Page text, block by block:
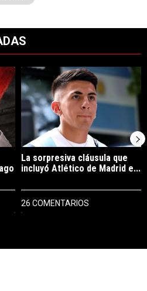
título "River cierra acuerdo con
Un artículo de tendencia con el
La sorpresiva cláusula que
incluyó Atlético de Madrid e...
26 COMENTARIOS